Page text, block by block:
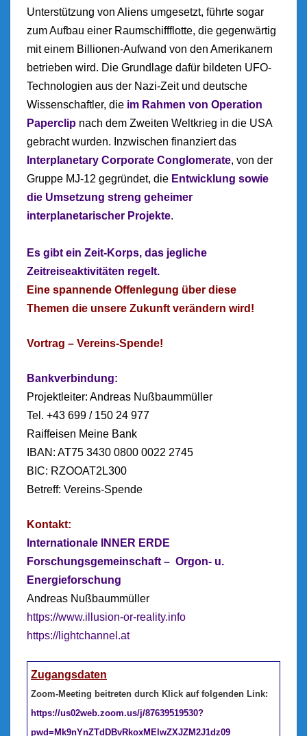
Unterstützung von Aliens umgesetzt, führte sogar
zum Aufbau einer Raumschiffflotte, die gegenwärtig
mit einem Billionen-Aufwand von den Amerikanern
betrieben wird. Die Grundlage dafür bildeten UFO-
Technologien aus der Nazi-Zeit und deutsche
Wissenschaftler, die im Rahmen von Operation
Paperclip nach dem Zweiten Weltkrieg in die USA
gebracht wurden. Inzwischen finanziert das
Interplanetary Corporate Conglomerate, von der
Gruppe MJ-12 gegründet, die Entwicklung sowie
die Umsetzung streng geheimer
interplanetarischer Projekte.
Es gibt ein Zeit-Korps, das jegliche
Zeitreiseaktivitäten regelt.
Eine spannende Offenlegung über diese
Themen die unsere Zukunft verändern wird!
Vortrag – Vereins-Spende!
Bankverbindung:
Projektleiter: Andreas Nußbaummüller
Tel. +43 699 / 150 24 977
Raiffeisen Meine Bank
IBAN: AT75 3430 0800 0022 2745
BIC: RZOOAT2L300
Betreff: Vereins-Spende
Kontakt:
Internationale INNER ERDE
Forschungsgemeinschaft – Orgon- u.
Energieforschung
Andreas Nußbaummüller
https://www.illusion-or-reality.info
https://lightchannel.at
Zugangsdaten
Zoom-Meeting beitreten durch Klick auf folgenden Link:
https://us02web.zoom.us/j/87639519530?
pwd=Mk9nYnZTdDBvRkoxMElwZXJZM2J1dz09